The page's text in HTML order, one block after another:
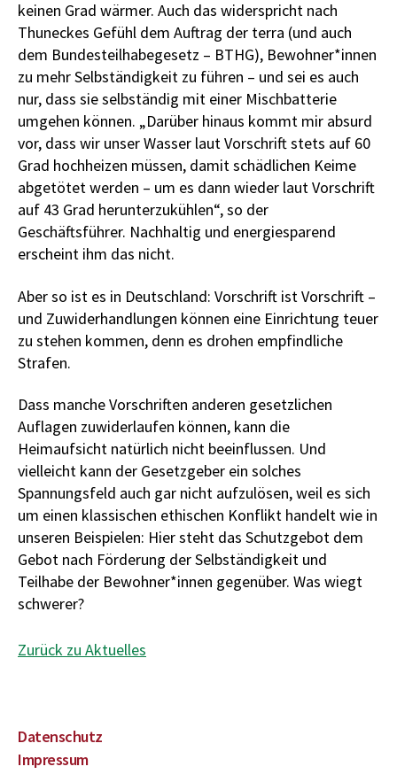
keinen Grad wärmer. Auch das widerspricht nach
Thuneckes Gefühl dem Auftrag der terra (und auch
dem Bundesteilhabegesetz – BTHG), Bewohner*innen
zu mehr Selbständigkeit zu führen – und sei es auch
nur, dass sie selbständig mit einer Mischbatterie
umgehen können. „Darüber hinaus kommt mir absurd
vor, dass wir unser Wasser laut Vorschrift stets auf 60
Grad hochheizen müssen, damit schädlichen Keime
abgetötet werden – um es dann wieder laut Vorschrift
auf 43 Grad herunterzukühlen“, so der
Geschäftsführer. Nachhaltig und energiesparend
erscheint ihm das nicht.
Aber so ist es in Deutschland: Vorschrift ist Vorschrift –
und Zuwiderhandlungen können eine Einrichtung teuer
zu stehen kommen, denn es drohen empfindliche
Strafen.
Dass manche Vorschriften anderen gesetzlichen
Auflagen zuwiderlaufen können, kann die
Heimaufsicht natürlich nicht beeinflussen. Und
vielleicht kann der Gesetzgeber ein solches
Spannungsfeld auch gar nicht aufzulösen, weil es sich
um einen klassischen ethischen Konflikt handelt wie in
unseren Beispielen: Hier steht das Schutzgebot dem
Gebot nach Förderung der Selbständigkeit und
Teilhabe der Bewohner*innen gegenüber. Was wiegt
schwerer?
Zurück zu Aktuelles
Datenschutz
Impressum